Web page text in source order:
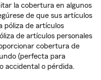
la cobertura en algunos
de que sus artículos
póliza de artículos
de artículos personales
cobertura de
(perfecta para
accidental o pérdida.